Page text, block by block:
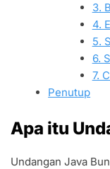
3.
4.
5.
6.
7.
Penutup
Apa itu
Undangan Java